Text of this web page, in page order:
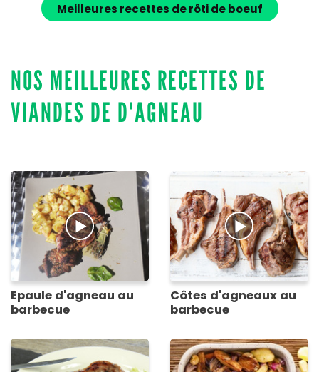
Meilleures recettes de rôti de boeuf
NOS MEILLEURES RECETTES DE
VIANDES DE D'AGNEAU
Epaule d'agneau au
barbecue
Côtes d'agneaux au
barbecue